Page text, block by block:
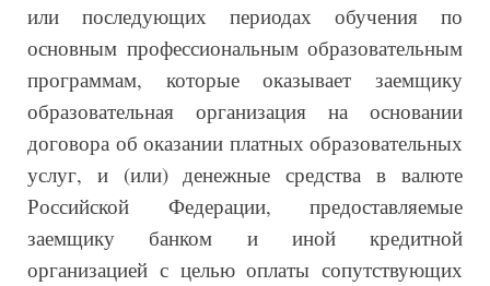
или последующих периодах обучения по
основным профессиональным образовательным
программам, которые оказывает заемщику
образовательная организация на основании
договора об оказании платных образовательных
услуг, и (или) денежные средства в валюте
Российской Федерации, предоставляемые
заемщику банком и иной кредитной
организацией с целью оплаты сопутствующих